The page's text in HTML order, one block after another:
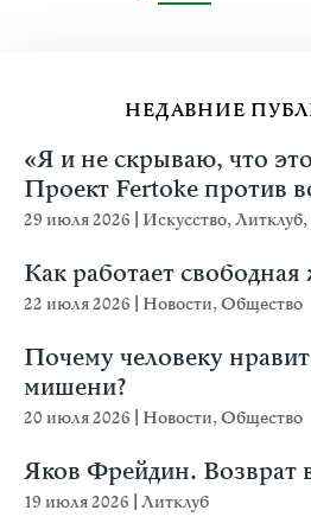
НЕДАВНИЕ
«Я и не скрываю, что
Проект Fertoke против
29 июля 2026 Искусство,Литклуб,
Как работает свободная
22 июля 2026 Новости,Общество
Почему человеку
мишени?
20 июля 2026 Новости,Общество
Яков Фрейдин. Возврат
19 июля 2026 Литклуб